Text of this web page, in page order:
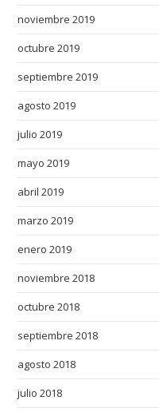
noviembre 2019
octubre 2019
septiembre 2019
agosto 2019
julio 2019
mayo 2019
abril 2019
marzo 2019
enero 2019
noviembre 2018
octubre 2018
septiembre 2018
agosto 2018
julio 2018